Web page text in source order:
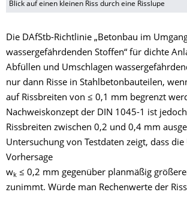
Blick auf einen kleinen Riss durch eine Risslupe
Die DAfStb-Richtlinie „Betonbau im
wassergefährdenden Stoffen“ für dichte
Abfüllen und Umschlagen
nur dann Risse in Stahlbetonbauteilen,
auf Rissbreiten von ≤ 0,1 mm begrenzt
Nachweiskonzept der DIN 1045-1 ist
Rissbreiten zwischen 0,2 und 0,4 mm
Untersuchung von Testdaten zeigt, dass
Vorhersage
wk ≤ 0,2 mm gegenüber planmäßig
zunimmt. Würde man Rechenwerte der